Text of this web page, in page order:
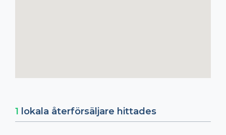
1 lokala återförsäljare hittades